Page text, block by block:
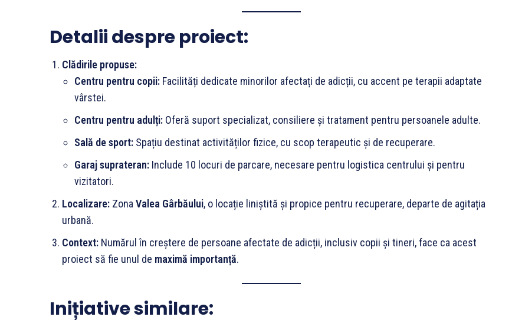
Detalii despre proiect:
Clădirile propuse:
Centru pentru copii: Facilități dedicate minorilor afectați de adicții, cu accent pe terapii adaptate
vârstei.
Centru pentru adulți: Oferă suport specializat, consiliere și tratament pentru persoanele adulte.
Sală de sport: Spațiu destinat activităților fizice, cu scop terapeutic și de recuperare.
Garaj suprateran: Include 10 locuri de parcare, necesare pentru logistica centrului și pentru
vizitatori.
Localizare: Zona Valea Gârbăului, o locație liniștită și propice pentru recuperare, departe de agitația
urbană.
Context: Numărul în creștere de persoane afectate de adicții, inclusiv copii și tineri, face ca acest
proiect să fie unul de maximă importanță.
Inițiative similare: